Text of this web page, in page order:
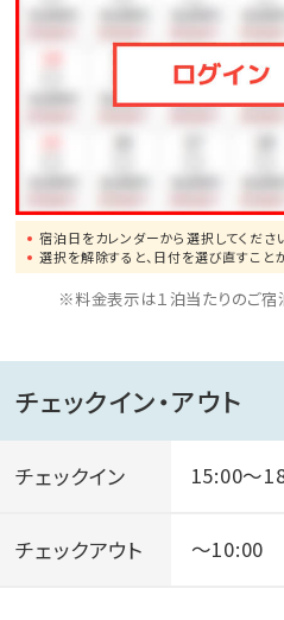
お休み前に温かいお飲み物
■客室は全室【禁煙】【室内
機能付き空気清浄機】完備！
宿泊日をカレンダーから選択してくださ
選択を解除すると、日付を選び直すこと
※料金表示は１泊当たりのご宿
チェックイン・アウト
チェックイン 15:00～
チェックアウト ～10:00